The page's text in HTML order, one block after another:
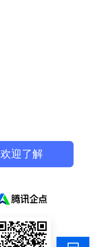
欢迎了解